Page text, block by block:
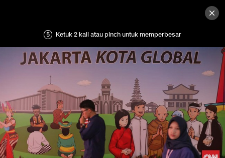
5 Ketuk 2 kali atau pinch untuk memperbesar